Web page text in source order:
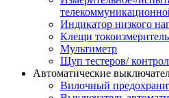
Индикатор низкого
Клещи
Мультиметр
Щуп тестеров/
Автоматические
Вилочный